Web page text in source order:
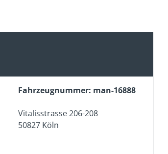
Fahrzeugnummer: man-16888
Vitalisstrasse 206-208
50827 Köln